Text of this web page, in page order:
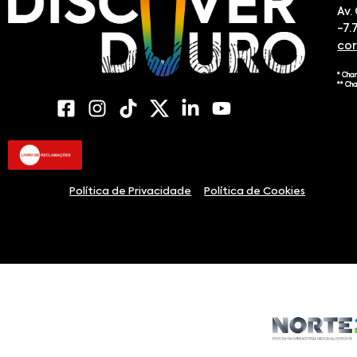
Política de Privacidade Política de Cookies
Av.
-
*
**